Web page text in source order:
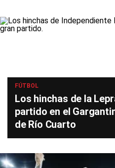
FÚTBOL
Los hinchas de la
partido en el
de Río Cuarto